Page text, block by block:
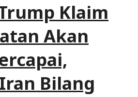
Klaim
Akan
Bilang